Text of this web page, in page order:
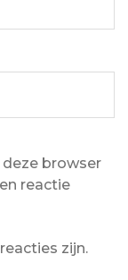
deze browser
reactie
zijn.